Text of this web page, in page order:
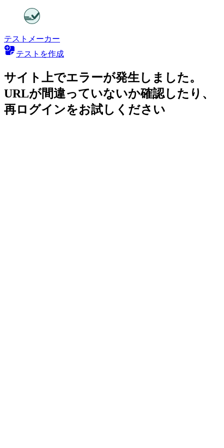
テストメーカー
テストを作成
サイト上でエラーが発生しました。
URLが間違っていないか確認したり、
再ログインをお試しください